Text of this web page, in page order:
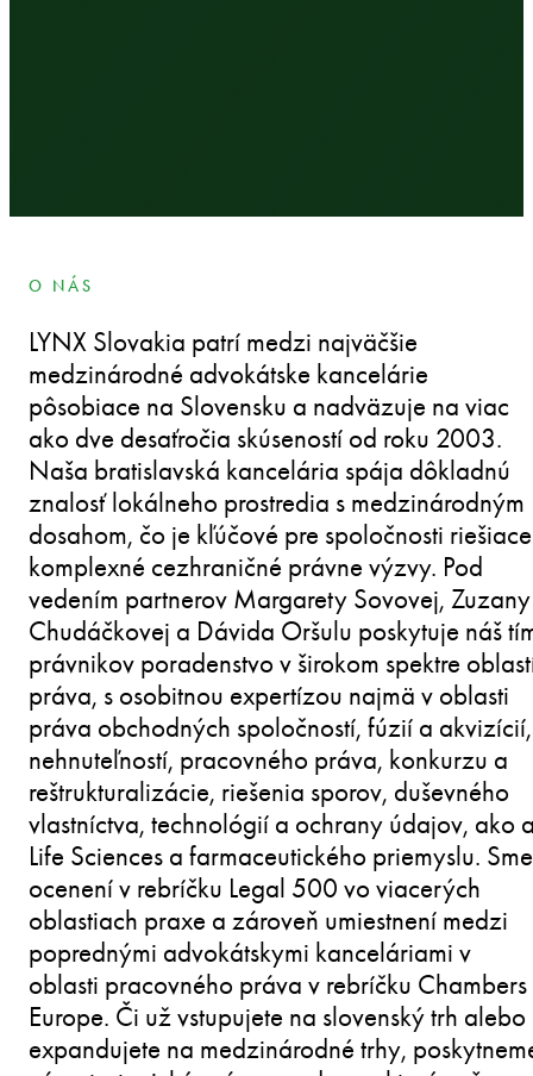
O NÁS
LYNX Slovakia patrí medzi najväčšie
medzinárodné advokátske kancelárie
pôsobiace na Slovensku a nadväzuje na viac
ako dve desaťročia skúseností od roku 2003.
Naša bratislavská kancelária spája dôkladnú
znalosť lokálneho prostredia s medzinárodným
dosahom, čo je kľúčové pre spoločnosti riešiace
komplexné cezhraničné právne výzvy. Pod
vedením partnerov Margarety Sovovej, Zuzany
Chudáčkovej a Dávida Oršulu poskytuje náš
právnikov poradenstvo v širokom spektre
práva, s osobitnou expertízou najmä v oblasti
práva obchodných spoločností, fúzií a akvizícií,
nehnuteľností, pracovného práva, konkurzu a
reštrukturalizácie, riešenia sporov, duševného
vlastníctva, technológií a ochrany údajov, ako
Life Sciences a farmaceutického priemyslu. Sme
ocenení v rebríčku Legal 500 vo viacerých
oblastiach praxe a zároveň umiestnení medzi
poprednými advokátskymi kanceláriami v
oblasti pracovného práva v rebríčku Chambers
Europe. Či už vstupujete na slovenský trh alebo
expandujete na medzinárodné trhy,